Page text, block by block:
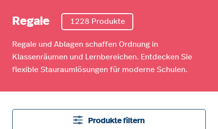
Regale 1228 Produkte
Regale und Ablagen schaffen Ordnung in
Klassenräumen und Lernbereichen. Entdecken Sie
flexible Stauraumlösungen für moderne Schulen.
Produkte filtern